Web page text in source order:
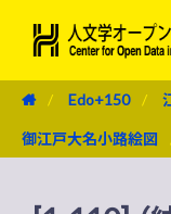
Edo+150
御江戸大名小路絵図